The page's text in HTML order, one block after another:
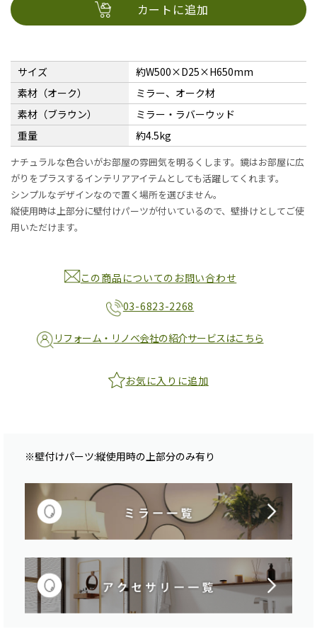
カートに追加
サイズ
約W500×D25×H650mm
素材（オーク）
ミラー、オーク材
素材（ブラウン）
ミラー・ラバーウッド
重量
約4.5kg
ナチュラルな色合いがお部屋の雰囲気を明るくします。鏡はお部屋に広
がりをプラスするインテリアアイテムとしても活躍してくれます。
シンプルなデザインなので置く場所を選びません。
縦使用時は上部分に壁付けパーツが付いているので、壁掛けとしてご使
用いただけます。
この商品についてのお問い合わせ
03-6823-2268
リフォーム・リノベ会社の紹介サービスはこちら
お気に入りに追加
※壁付けパーツ:縦使用時の上部分のみ有り